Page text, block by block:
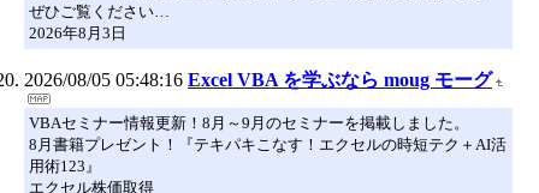
ぜひご覧ください…
2026年8月3日
2026/08/05 05:48:16 Excel VBA を学ぶなら moug モーグ
VBAセミナー情報更新！8月～9月のセミナーを掲載しました。
8月書籍プレゼント！『テキパキこなす！エクセルの時短テク＋AI活
用術123』
エクセル株価取得